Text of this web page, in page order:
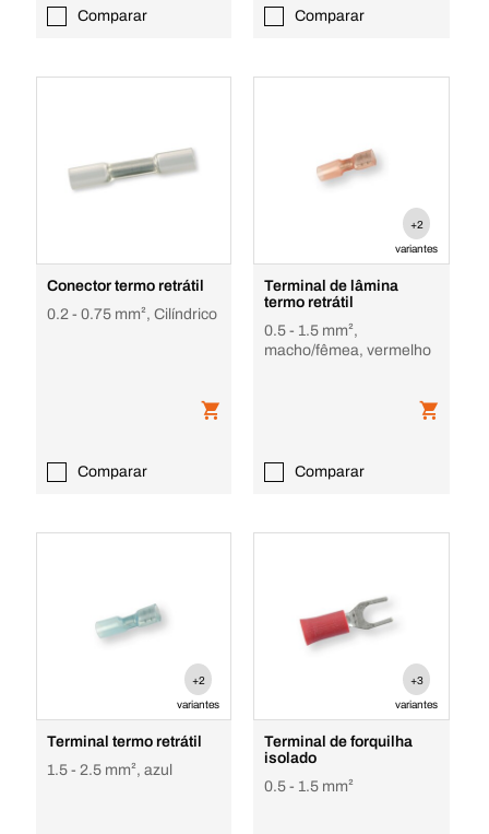
Comparar Comparar
Conector termo retrátil
0.2 - 0.75 mm², Cilíndrico
Comparar
+2
variantes
Terminal de lâmina
termo retrátil
0.5 - 1.5 mm²,
macho/fêmea, vermelho
Comparar
+2
variantes
Terminal termo retrátil
1.5 - 2.5 mm², azul
+3
variantes
Terminal de forquilha
isolado
0.5 - 1.5 mm²